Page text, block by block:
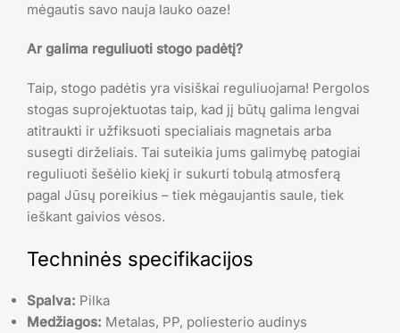
mėgautis savo nauja lauko oaze!
Ar galima reguliuoti stogo padėtį?
Taip, stogo padėtis yra visiškai reguliuojama! Pergolos
stogas suprojektuotas taip, kad jį būtų galima lengvai
atitraukti ir užfiksuoti specialiais magnetais arba
susegti dirželiais. Tai suteikia jums galimybę patogiai
reguliuoti šešėlio kiekį ir sukurti tobulą atmosferą
pagal Jūsų poreikius – tiek mėgaujantis saule, tiek
ieškant gaivios vėsos.
Techninės specifikacijos
Spalva: Pilka
Medžiagos: Metalas, PP, poliesterio audinys